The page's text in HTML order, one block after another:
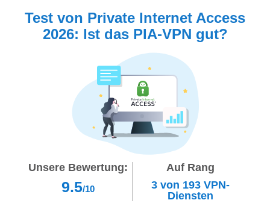
Test von Private Internet Access
2026: Ist das PIA-VPN gut?
Unsere Bewertung:
9.5/10
Auf Rang
3 von 193VPN-
Diensten